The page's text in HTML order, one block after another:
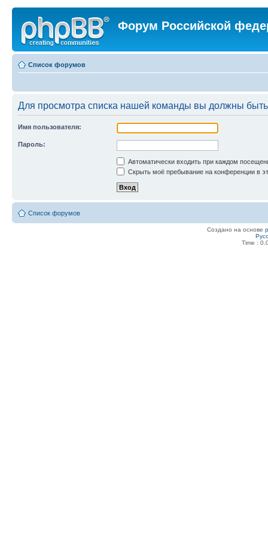
Форум Российской
Список форумов
Для просмотра списка нашей команды вы должны
Имя пользователя:
Пароль:
Автоматически входить при каждом
Скрыть моё пребывание на конференции в
Список форумов
Создано на основе
Time :